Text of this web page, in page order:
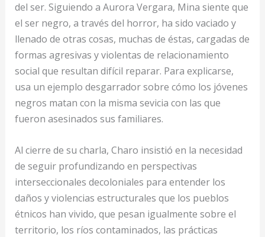
del ser. Siguiendo a Aurora Vergara, Mina siente que
el ser negro, a través del horror, ha sido vaciado y
llenado de otras cosas, muchas de éstas, cargadas de
formas agresivas y violentas de relacionamiento
social que resultan difícil reparar. Para explicarse,
usa un ejemplo desgarrador sobre cómo los jóvenes
negros matan con la misma sevicia con las que
fueron asesinados sus familiares.
Al cierre de su charla, Charo insistió en la necesidad
de seguir profundizando en perspectivas
interseccionales decoloniales para entender los
daños y violencias estructurales que los pueblos
étnicos han vivido, que pesan igualmente sobre el
territorio, los ríos contaminados, las prácticas